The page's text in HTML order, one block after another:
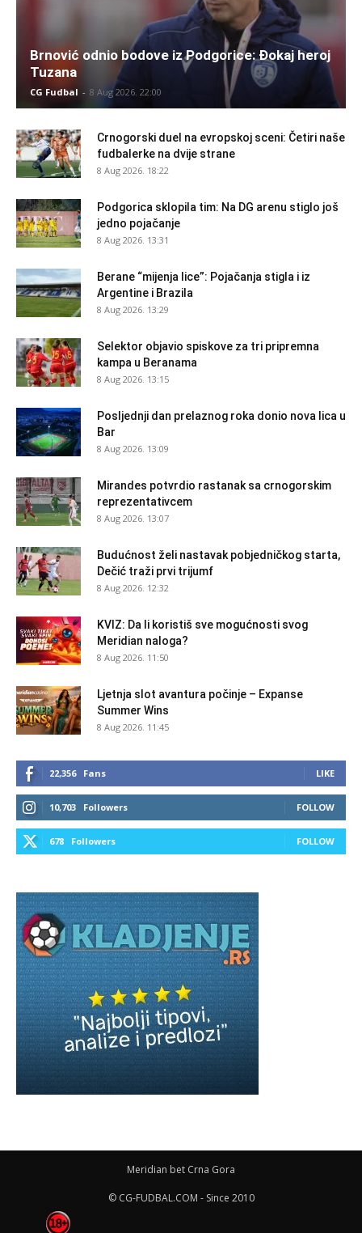
Brnović odnio bodove iz Podgorice: Đokaj heroj
Tuzana
CG Fudbal - 8 Aug 2026. 22:00
Crnogorski duel na evropskoj sceni: Četiri naše
fudbalerke na dvije strane
8 Aug 2026. 18:22
Podgorica sklopila tim: Na DG arenu stiglo još
jedno pojačanje
8 Aug 2026. 13:31
Berane “mijenja lice”: Pojačanja stigla i iz
Argentine i Brazila
8 Aug 2026. 13:29
Selektor objavio spiskove za tri pripremna
kampa u Beranama
8 Aug 2026. 13:15
Posljednji dan prelaznog roka donio nova lica u
Bar
8 Aug 2026. 13:09
Mirandes potvrdio rastanak sa crnogorskim
reprezentativcem
8 Aug 2026. 13:07
Budućnost želi nastavak pobjedničkog starta,
Dečić traži prvi trijumf
8 Aug 2026. 12:32
KVIZ: Da li koristiš sve mogućnosti svog
Meridian naloga?
8 Aug 2026. 11:50
Ljetnja slot avantura počinje – Expanse
Summer Wins
8 Aug 2026. 11:45
22,356 Fans LIKE
10,703 Followers FOLLOW
678 Followers FOLLOW
Meridian bet Crna Gora
© CG-FUDBAL.COM - Since 2010